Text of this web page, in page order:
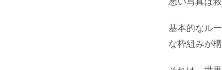
悪い写真は
基本的なル
な枠組みが